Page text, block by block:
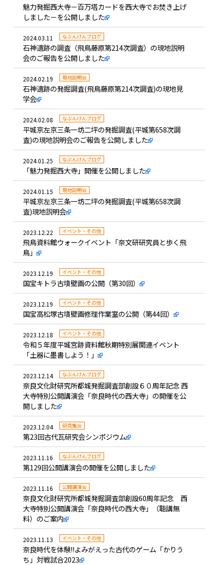
魅力発掘西大寺－百万塔カードを西大寺でお焚き上げ
しました－を公開しました
2024.03.11 なぶんけんブログ
石神遺跡の調査（飛鳥藤原第214次調査）の現地説明
会のご報告を公開しました
2024.02.19 現地説明会
石神遺跡の発掘調査(飛鳥藤原第214次調査)の現地見
学会
2024.02.08 なぶんけんブログ
平城京左京三条一坊二坪の発掘調査(平城第658次調
査)の現地説明会のご報告を公開しました
2024.01.25 なぶんけんブログ
「魅力発掘西大寺」開催を公開しました
2024.01.15 現地説明会
平城京左京三条一坊二坪の発掘調査(平城第658次調
査)現地説明会
2023.12.22 イベント・その他
飛鳥資料館ウォークイベント「奈文研研究員と歩く飛
鳥」
2023.12.19 イベント・その他
国宝キトラ古墳壁画の公開（第30回）
2023.12.19 イベント・その他
国宝高松塚古墳壁画修理作業室の公開（第44回）
2023.12.18 イベント・その他
令和５年度平城宮跡資料館秋期特別展関連イベント
「土器に墨書しよう！」
2023.12.14 なぶんけんブログ
奈良文化財研究所都城発掘調査部創設６０周年記念 西
大寺特別公開講演会「奈良時代の西大寺」の開催を公
開しました
2023.12.04 研究集会
第23回古代瓦研究会シンポジウム
2023.11.16 なぶんけんブログ
第129回公開講演会の開催を公開しました
2023.11.16 公開講演会
奈良文化財研究所都城発掘調査部創設60周年記念 西
大寺特別公開講演会「奈良時代の西大寺」（聴講無
料）のご案内
2023.11.13 イベント・その他
奈良時代を体験!!よみがえった古代のゲーム「かりう
ち」対戦試合2023